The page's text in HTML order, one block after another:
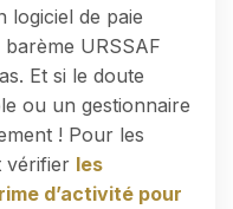
logiciel de paie
URSSAF
Et si le doute
ou un gestionnaire
! Pour les
vérifier les
d’activité pour